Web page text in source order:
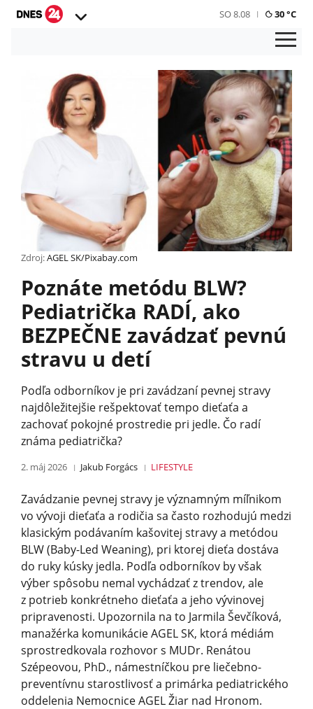
SO 8.08 30 °C
Zdroj:AGEL SK/Pixabay.com
Poznáte metódu BLW?
Pediatrička RADÍ, ako
BEZPEČNE zavádzať pevnú
stravu u detí
Podľa odborníkov je pri zavádzaní pevnej stravy
najdôležitejšie rešpektovať tempo dieťaťa a
zachovať pokojné prostredie pri jedle. Čo radí
známa pediatrička?
2. máj 2026 Jakub Forgács LIFESTYLE
Zavádzanie pevnej stravy je významným míľnikom
vo vývoji dieťaťa a rodičia sa často rozhodujú medzi
klasickým podávaním kašovitej stravy a metódou
BLW (Baby-Led Weaning), pri ktorej dieťa dostáva
do ruky kúsky jedla. Podľa odborníkov by však
výber spôsobu nemal vychádzať z trendov, ale
z potrieb konkrétneho dieťaťa a jeho vývinovej
pripravenosti. Upozornila na to Jarmila Ševčíková,
manažérka komunikácie AGEL SK, ktorá médiám
sprostredkovala rozhovor s MUDr. Renátou
Szépeovou, PhD., námestníčkou pre liečebno-
preventívnu starostlivosť a primárka pediatrického
oddelenia Nemocnice AGEL Žiar nad Hronom.